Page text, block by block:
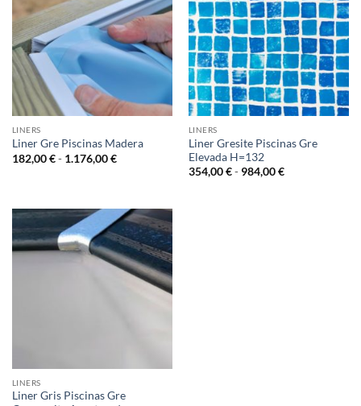
LINERS
Liner Gre Piscinas Madera
182,00€ - 1.176,00€Rango
hasta
1.176,00 €
LINERS
Liner Gresite Piscinas Gre
Elevada H=132
354,00€ - 984,00€Rango
LINERS
Liner Gris Piscinas Gre